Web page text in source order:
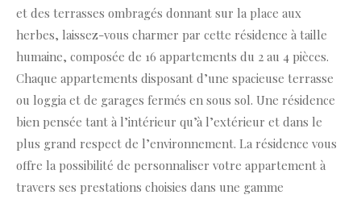
et des terrasses ombragés donnant sur la place aux
herbes, laissez-vous charmer par cette résidence à taille
humaine, composée de 16 appartements du 2 au 4 pièces.
Chaque appartements disposant d’une spacieuse terrasse
ou loggia et de garages fermés en sous sol. Une résidence
bien pensée tant à l’intérieur qu’à l’extérieur et dans le
plus grand respect de l’environnement. La résidence vous
offre la possibilité de personnaliser votre appartement à
travers ses prestations choisies dans une gamme